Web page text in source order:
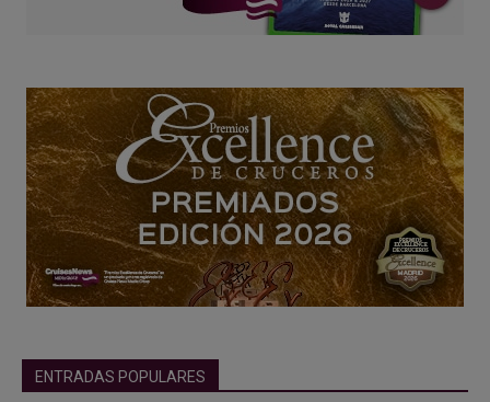
ENTRADAS POPULARES